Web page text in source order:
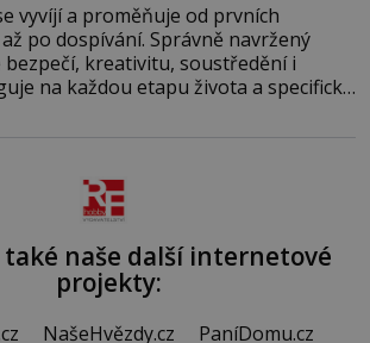
vyvíjí a proměňuje od prvních
po dospívání. Správně navržený
kreativitu, soustředění i
na každou etapu života a specifické
naše další internetové
projekty:
NašeHvězdy.cz PaníDomu.cz